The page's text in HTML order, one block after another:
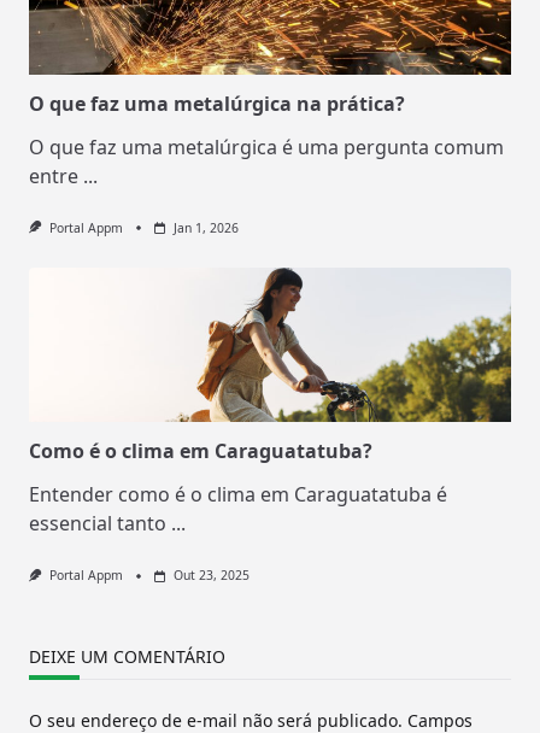
O que faz uma metalúrgica na prática?
O que faz uma metalúrgica é uma pergunta comum
entre ...
Portal Appm Jan 1, 2026
Como é o clima em Caraguatatuba?
Entender como é o clima em Caraguatatuba é
essencial tanto ...
Portal Appm Out 23, 2025
DEIXE UM COMENTÁRIO
O seu endereço de e-mail não será publicado. Campos